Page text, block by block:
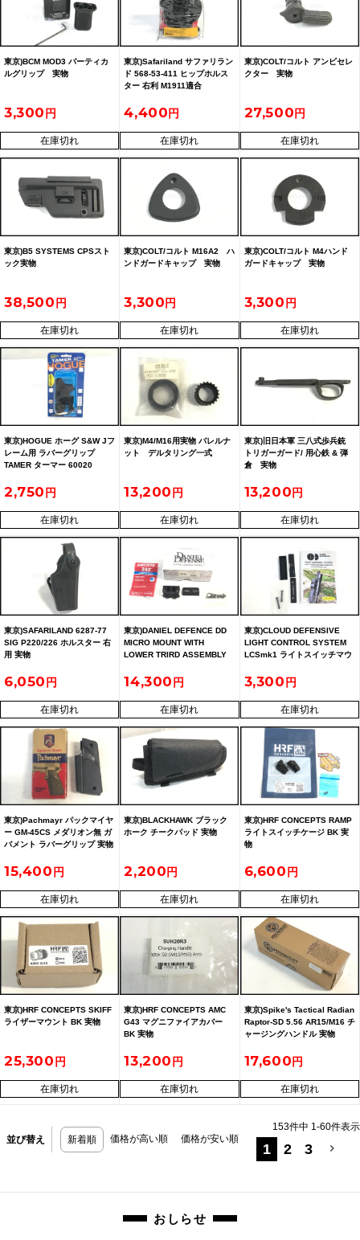
東京)BCM MOD3 バーティカ
ルグリップ 実物
3,300
在庫切れ
東京)Safariland サファリラン
ド 568-53-411 ヒップホルス
ター 右利 M1911適合
4,400
在庫切れ
東京)COLT/コルト アンビセレ
クター 実物
27,500
在庫切れ
東京)B5 SYSTEMS CPSスト
ック実物
38,500
在庫切れ
東京)COLT/コルト M16A2 ハ
ンドガードキャップ 実物
3,300
在庫切れ
東京)COLT/コルト M4ハンド
ガードキャップ 実物
3,300
在庫切れ
東京)HOGUE ホーグ S&W Jフ
レーム用 ラバーグリップ
TAMER ターマー 60020
2,750
在庫切れ
東京)M4/M16用実物 バレルナ
ット デルタリング一式
13,200
在庫切れ
東京)旧日本軍 三八式歩兵銃
トリガーガード/ 用心鉄 & 弾
倉 実物
13,200
在庫切れ
東京)SAFARILAND 6287-77
SIG P220/226 ホルスター 右
用 実物
6,050
在庫切れ
東京)DANIEL DEFENCE DD
MICRO MOUNT WITH
LOWER TRIRD ASSEMBLY
14,300
在庫切れ
東京)CLOUD DEFENSIVE
LIGHT CONTROL SYSTEM
LCSmk1 ライトスイッチマウ
3,300
在庫切れ
東京)Pachmayr パックマイヤ
ー GM-45CS メダリオン無 ガ
バメント ラバーグリップ 実物
15,400
在庫切れ
東京)BLACKHAWK ブラック
ホーク チークパッド 実物
2,200
在庫切れ
東京)HRF CONCEPTS RAMP
ライトスイッチケージ BK 実
物
6,600
在庫切れ
東京)HRF CONCEPTS SKIFF
ライザーマウント BK 実物
25,300
在庫切れ
東京)HRF CONCEPTS AMC
G43 マグニファイアカバー
BK 実物
13,200
在庫切れ
東京)Spike's Tactical Radian
Raptor-SD 5.56 AR15/M16 チ
ャージングハンドル 実物
17,600
在庫切れ
並び替え 新着順 価格が高い順 価格が安い順
153件中 1-60件表示
1 2 3
おしらせ